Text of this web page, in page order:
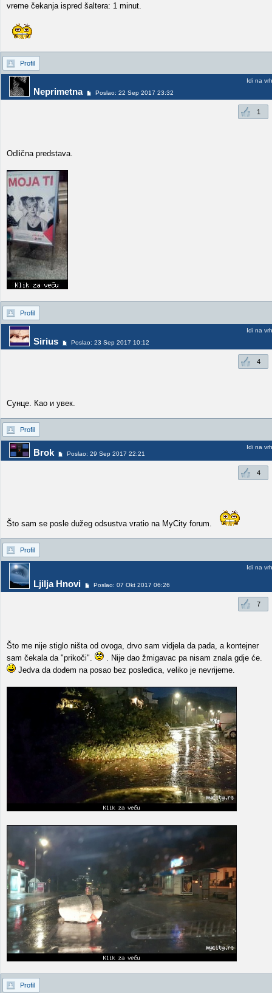
vreme čekanja ispred šaltera: 1 minut.
Profil
Neprimetna Poslao: 22 Sep 2017 23:32
Idi na vrh
1
Odlična predstava.
Profil
Sirius Poslao: 23 Sep 2017 10:12
Idi na vrh
4
Сунце. Као и увек.
Profil
Brok Poslao: 29 Sep 2017 22:21
Idi na vrh
4
Što sam se posle dužeg odsustva vratio na MyCity forum.
Profil
Ljilja Hnovi Poslao: 07 Okt 2017 06:26
Idi na vrh
7
Što me nije stiglo ništa od ovoga, drvo sam vidjela da pada, a kontejner
sam čekala da "prikoči".
. Nije dao žmigavac pa nisam znala gdje će.
Jedva da dođem na posao bez posledica, veliko je nevrijeme.
Profil